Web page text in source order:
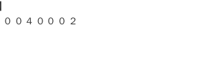
０４０００２